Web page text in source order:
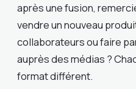
après une fusion,
vendre un nouveau
collaborateurs ou faire
auprès des médias ?
format différent.